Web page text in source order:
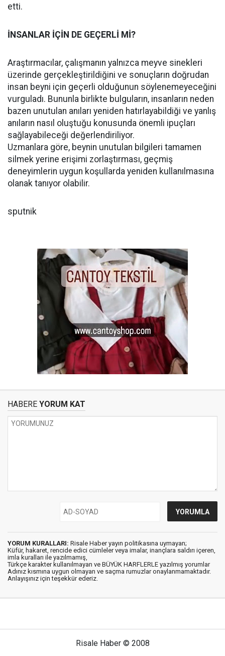
etti.
İNSANLAR İÇİN DE GEÇERLİ Mİ?
Araştırmacılar, çalışmanın yalnızca meyve sinekleri
üzerinde gerçekleştirildiğini ve sonuçların doğrudan
insan beyni için geçerli olduğunun söylenemeyeceğini
vurguladı. Bununla birlikte bulguların, insanların neden
bazen unutulan anıları yeniden hatırlayabildiği ve yanlış
anıların nasıl oluştuğu konusunda önemli ipuçları
sağlayabileceği değerlendiriliyor.
Uzmanlara göre, beynin unutulan bilgileri tamamen
silmek yerine erişimi zorlaştırması, geçmiş
deneyimlerin uygun koşullarda yeniden kullanılmasına
olanak tanıyor olabilir.
sputnik
HABERE YORUM KAT
YORUM KURALLARI: Risale Haber yayın politikasına uymayan;
Küfür, hakaret, rencide edici cümleler veya imalar, inançlara saldırı içeren,
imla kuralları ile yazılmamış,
Türkçe karakter kullanılmayan ve BÜYÜK HARFLERLE yazılmış yorumlar
Adınız kısmına uygun olmayan ve saçma rumuzlar onaylanmamaktadır.
Anlayışınız için teşekkür ederiz.
Risale Haber © 2008